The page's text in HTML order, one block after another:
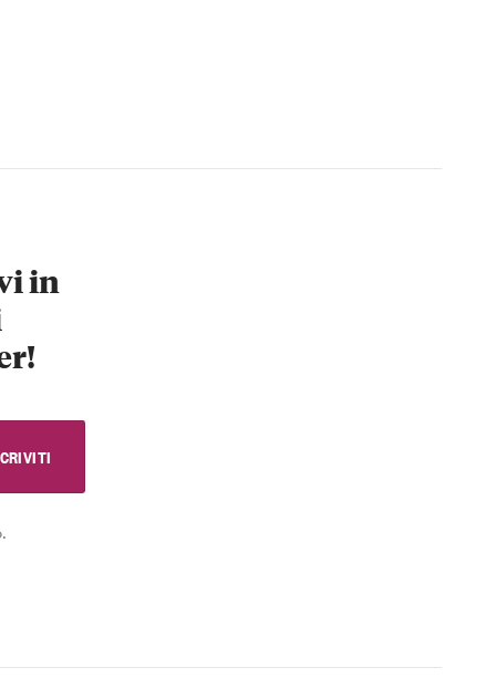
in